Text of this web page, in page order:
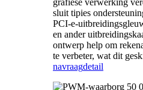
grafiese verwerking
sluit tipies
PCI-e-
en ander
ontwerp help om
te verbeter, wat dit
navraagdetail